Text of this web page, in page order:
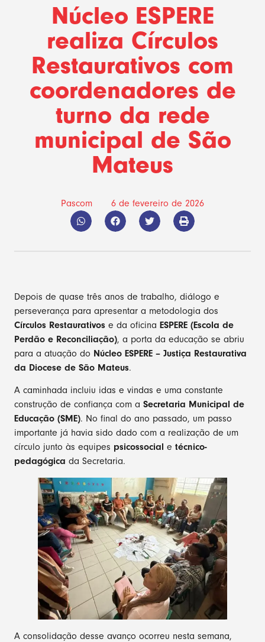
Núcleo ESPERE
realiza Círculos
Restaurativos com
coordenadores de
turno da rede
municipal de São
Mateus
Pascom 6 de fevereiro de 2026
Depois de quase três anos de trabalho, diálogo e
perseverança para apresentar a metodologia dos
Círculos Restaurativos e da oficina ESPERE (Escola de
Perdão e Reconciliação), a porta da educação se abriu
para a atuação do Núcleo ESPERE – Justiça Restaurativa
da Diocese de São Mateus.
A caminhada incluiu idas e vindas e uma constante
construção de confiança com a Secretaria Municipal de
Educação (SME). No final do ano passado, um passo
importante já havia sido dado com a realização de um
círculo junto às equipes psicossocial e técnico-
pedagógica da Secretaria.
A consolidação desse avanço ocorreu nesta semana,